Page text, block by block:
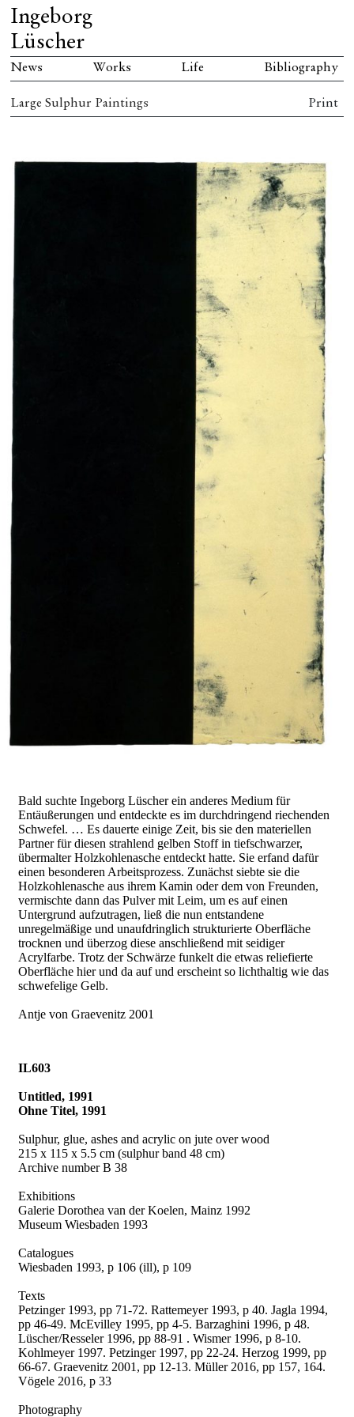
Ingeborg
Lüscher
News Works Life Bibliography
Large Sulphur Paintings Print
Bald suchte Ingeborg Lüscher ein anderes Medium für
Entäußerungen und entdeckte es im durchdringend riechenden
Schwefel. … Es dauerte einige Zeit, bis sie den materiellen
Partner für diesen strahlend gelben Stoff in tiefschwarzer,
übermalter Holzkohlenasche entdeckt hatte. Sie erfand dafür
einen besonderen Arbeitsprozess. Zunächst siebte sie die
Holzkohlenasche aus ihrem Kamin oder dem von Freunden,
vermischte dann das Pulver mit Leim, um es auf einen
Untergrund aufzutragen, ließ die nun entstandene
unregelmäßige und unaufdringlich strukturierte Oberfläche
trocknen und überzog diese anschließend mit seidiger
Acrylfarbe. Trotz der Schwärze funkelt die etwas reliefierte
Oberfläche hier und da auf und erscheint so lichthaltig wie das
schwefelige Gelb.
Antje von Graevenitz 2001
IL603
Untitled, 1991
Ohne Titel, 1991
Sulphur, glue, ashes and acrylic on jute over wood
215 x 115 x 5.5 cm (sulphur band 48 cm)
Archive number B 38
Exhibitions
Galerie Dorothea van der Koelen, Mainz 1992
Museum Wiesbaden 1993
Catalogues
Wiesbaden 1993, p 106 (ill), p 109
Texts
Petzinger 1993, pp 71-72. Rattemeyer 1993, p 40. Jagla 1994,
pp 46-49. McEvilley 1995, pp 4-5. Barzaghini 1996, p 48.
Lüscher/Resseler 1996, pp 88-91 . Wismer 1996, p 8-10.
Kohlmeyer 1997. Petzinger 1997, pp 22-24. Herzog 1999, pp
66-67. Graevenitz 2001, pp 12-13. Müller 2016, pp 157, 164.
Vögele 2016, p 33
Photography